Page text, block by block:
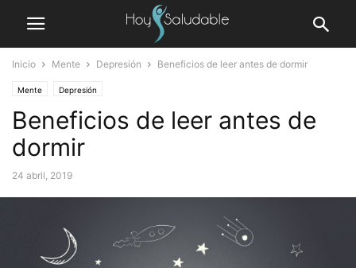
Inicio Mente Depresión Beneficios de leer antes de dormir
Mente Depresión
Beneficios de leer antes de
dormir
24 abril, 2019